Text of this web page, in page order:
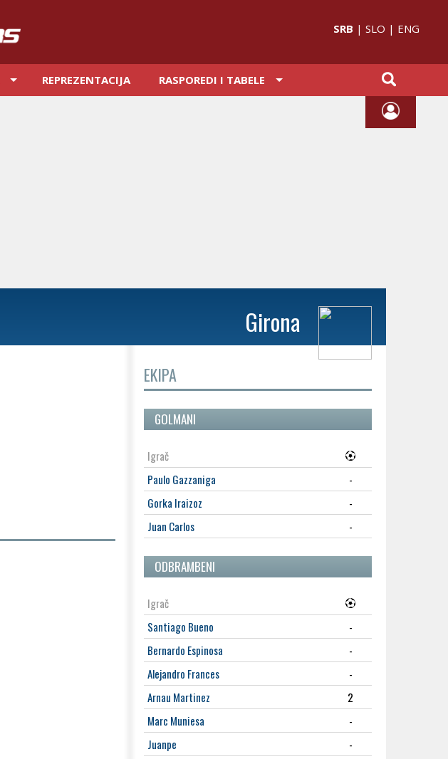
SRB | SLO | ENG
REPREZENTACIJA RASPOREDI I TABELE
EKIPA
GOLMANI
Igrač
Paulo Gazzaniga
-
Gorka Iraizoz
-
Juan Carlos
-
ODBRAMBENI
Igrač
Santiago Bueno
-
Bernardo Espinosa
-
Alejandro Frances
-
Arnau Martinez
2
Marc Muniesa
-
Juanpe
-
Girona